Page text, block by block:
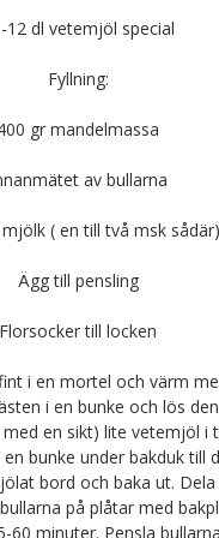
12 dl vetemjöl special
Fyllning:
gr mandelmassa
av bullarna
( en till två msk sådär)
Ägg till pensling
Florsocker till locken
i en mortel och värm
i en bunke och lös
en sikt) lite vetemjöl i
bunke under bakduk till
bord och baka ut.
på plåtar med
60 minuter. Pensla